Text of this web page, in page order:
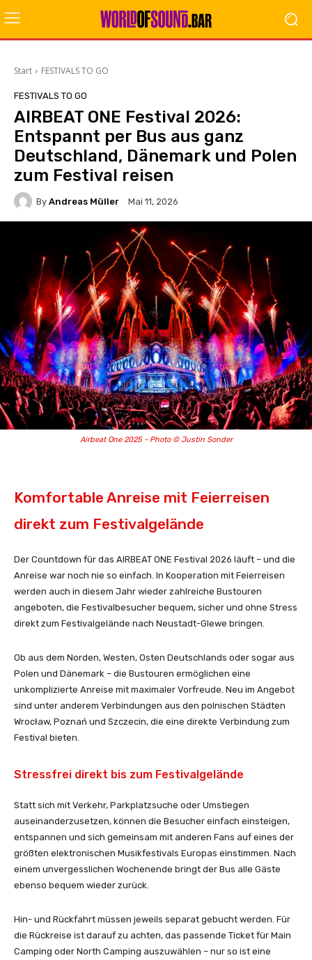
Start FESTIVALS TO GO
FESTIVALS TO GO
AIRBEAT ONE Festival 2026:
Entspannt per Bus aus ganz
Deutschland, Dänemark und Polen
zum Festival reisen
By Andreas Müller Mai 11, 2026
Airbeat One 2025 - Photo © Justin Sonder
Komfortable Anreise mit Feierreisen
direkt zum Festivalgelände
Der Countdown für das AIRBEAT ONE Festival 2026 läuft – und die
Anreise war noch nie so einfach. In Kooperation mit Feierreisen
werden auch in diesem Jahr wieder zahlreiche Bustouren
angeboten, die Festivalbesucher bequem, sicher und ohne Stress
direkt zum Festivalgelände nach Neustadt-Glewe bringen.
Ob aus dem Norden, Westen, Osten Deutschlands oder sogar aus
Polen und Dänemark – die Bustouren ermöglichen eine
unkomplizierte Anreise mit maximaler Vorfreude. Neu im Angebot
sind unter anderem Verbindungen aus den polnischen Städten
Wrocław, Poznań und Szczecin, die eine direkte Verbindung zum
Festival bieten.
Stressfrei direkt bis zum Festivalgelände
Statt sich mit Verkehr, Parkplatzsuche oder Umstiegen
auseinanderzusetzen, können die Besucher einfach einsteigen,
entspannen und sich gemeinsam mit anderen Fans auf eines der
größten elektronischen Musikfestivals Europas einstimmen. Nach
einem unvergesslichen Wochenende bringt der Bus alle Gäste
ebenso bequem wieder zurück.
Hin- und Rückfahrt müssen jeweils separat gebucht werden. Für
die Rückreise ist darauf zu achten, das passende Ticket für Main
Camping oder North Camping auszuwählen – nur so ist eine